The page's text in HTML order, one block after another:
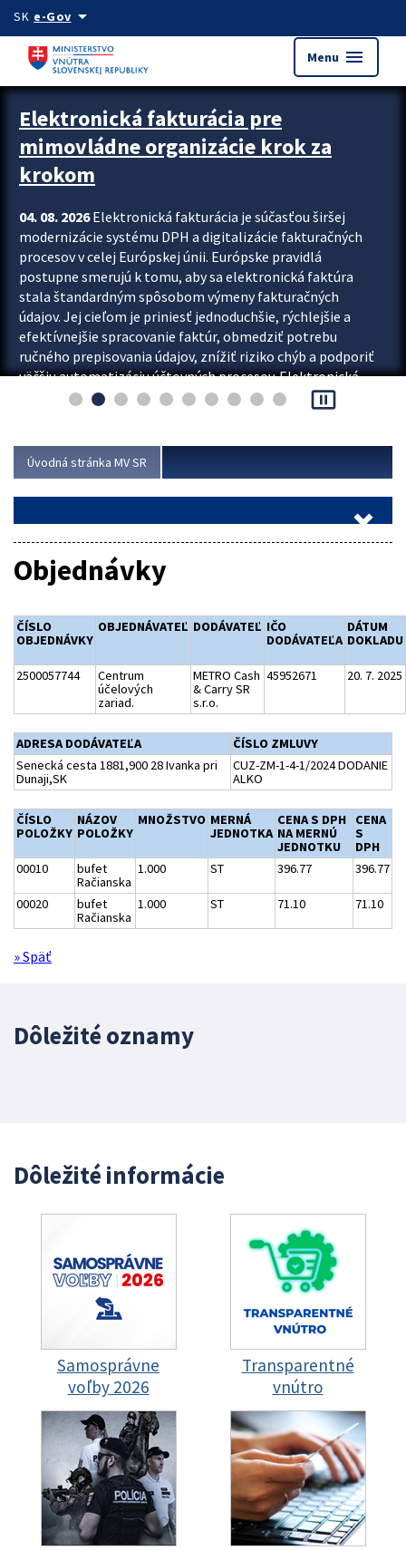
Preskocit na hlavný obsah
SK e-Govarrow_drop_down
Menu menu
Zastavit automatický posun upútavok
Elektronická fakturácia pre
mimovládne organizácie krok za
krokom
04. 08. 2026Elektronická fakturácia je súčasťou širšej
modernizácie systému DPH a digitalizácie fakturačných
procesov v celej Európskej únii. Európske pravidlá
postupne smerujú k tomu, aby sa elektronická faktúra
stala štandardným spôsobom výmeny fakturačných
údajov. Jej cieľom je priniesť jednoduchšie, rýchlejšie a
efektívnejšie spracovanie faktúr, obmedziť potrebu
ručného prepisovania údajov, znížiť riziko chýb a podporiť
väčšiu automatizáciu účtovných procesov. Elektronická
fakturácia preto nepredstavuje...
pause_presentation
Úvodná stránka MV SR
Objednávky
ČÍSLO
OBJEDNÁVKY
OBJEDNÁVATEĽ DODÁVATEĽ IČO
DODÁVATEĽA
DÁTUM
DOKLADU
2500057744
Centrum
účelových
zariad.
METRO Cash
& Carry SR
s.r.o.
45952671 20. 7. 2025
ADRESA DODÁVATEĽA
ČÍSLO ZMLUVY
Senecká cesta 1881,900 28 Ivanka pri
Dunaji,SK
CUZ-ZM-1-4-1/2024 DODANIE
ALKO
ČÍSLO
POLOŽKY
NÁZOV
POLOŽKY
MNOŽSTVO MERNÁ
JEDNOTKA
CENA S DPH
NA MERNÚ
JEDNOTKU
CENA
S
DPH
00010
bufet
Račianska
1.000 ST 396.77 396.77
00020
bufet
Račianska
1.000 ST 71.10 71.10
» Späť
Dôležité oznamy
Dôležité informácie
Samosprávne
voľby 2026
Transparentné
vnútro